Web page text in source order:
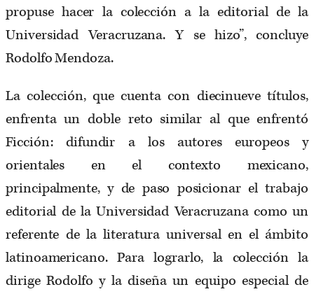
propuse hacer la colección a la editorial de la
Universidad Veracruzana. Y se hizo”, concluye
Rodolfo Mendoza.
La colección, que cuenta con diecinueve títulos,
enfrenta un doble reto similar al que enfrentó
Ficción: difundir a los autores europeos y
orientales en el contexto mexicano,
principalmente, y de paso posicionar el trabajo
editorial de la Universidad Veracruzana como un
referente de la literatura universal en el ámbito
latinoamericano. Para lograrlo, la colección la
dirige Rodolfo y la diseña un equipo especial de